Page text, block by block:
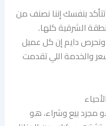
بنفسك إننا نصنف من
الشرقية كلها.
ونحرص دايم إن كل عميل
والخدمة اللي تقدمت
مجرد بيع وشراء، هو